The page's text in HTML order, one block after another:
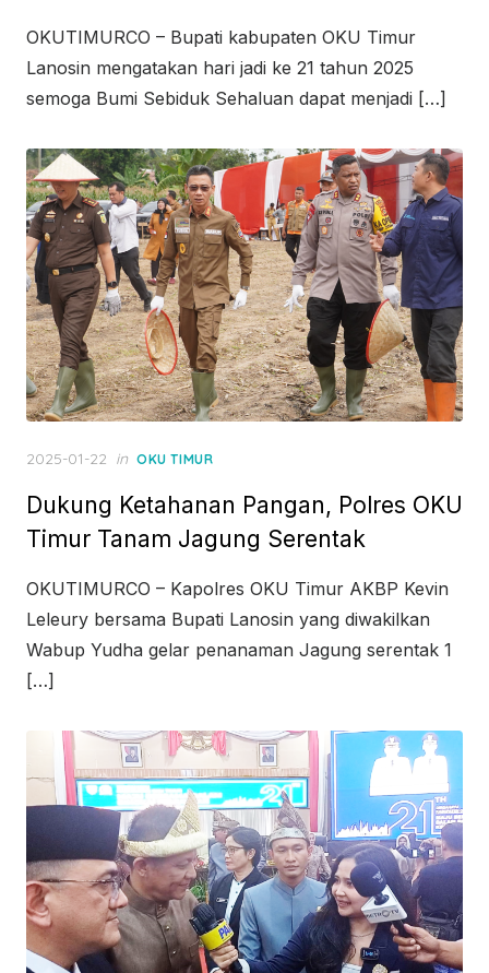
OKUTIMURCO – Bupati kabupaten OKU Timur
Lanosin mengatakan hari jadi ke 21 tahun 2025
semoga Bumi Sebiduk Sehaluan dapat menjadi […]
Posted
2025-01-22 in OKU TIMUR
Dukung Ketahanan Pangan, Polres OKU
Timur Tanam Jagung Serentak
OKUTIMURCO – Kapolres OKU Timur AKBP Kevin
Leleury bersama Bupati Lanosin yang diwakilkan
Wabup Yudha gelar penanaman Jagung serentak 1
[…]